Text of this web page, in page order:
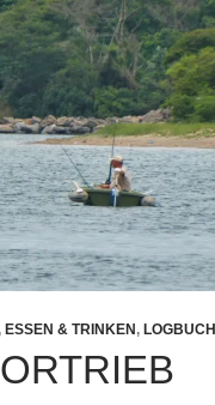
ESSEN & TRINKEN , LOGBUCH